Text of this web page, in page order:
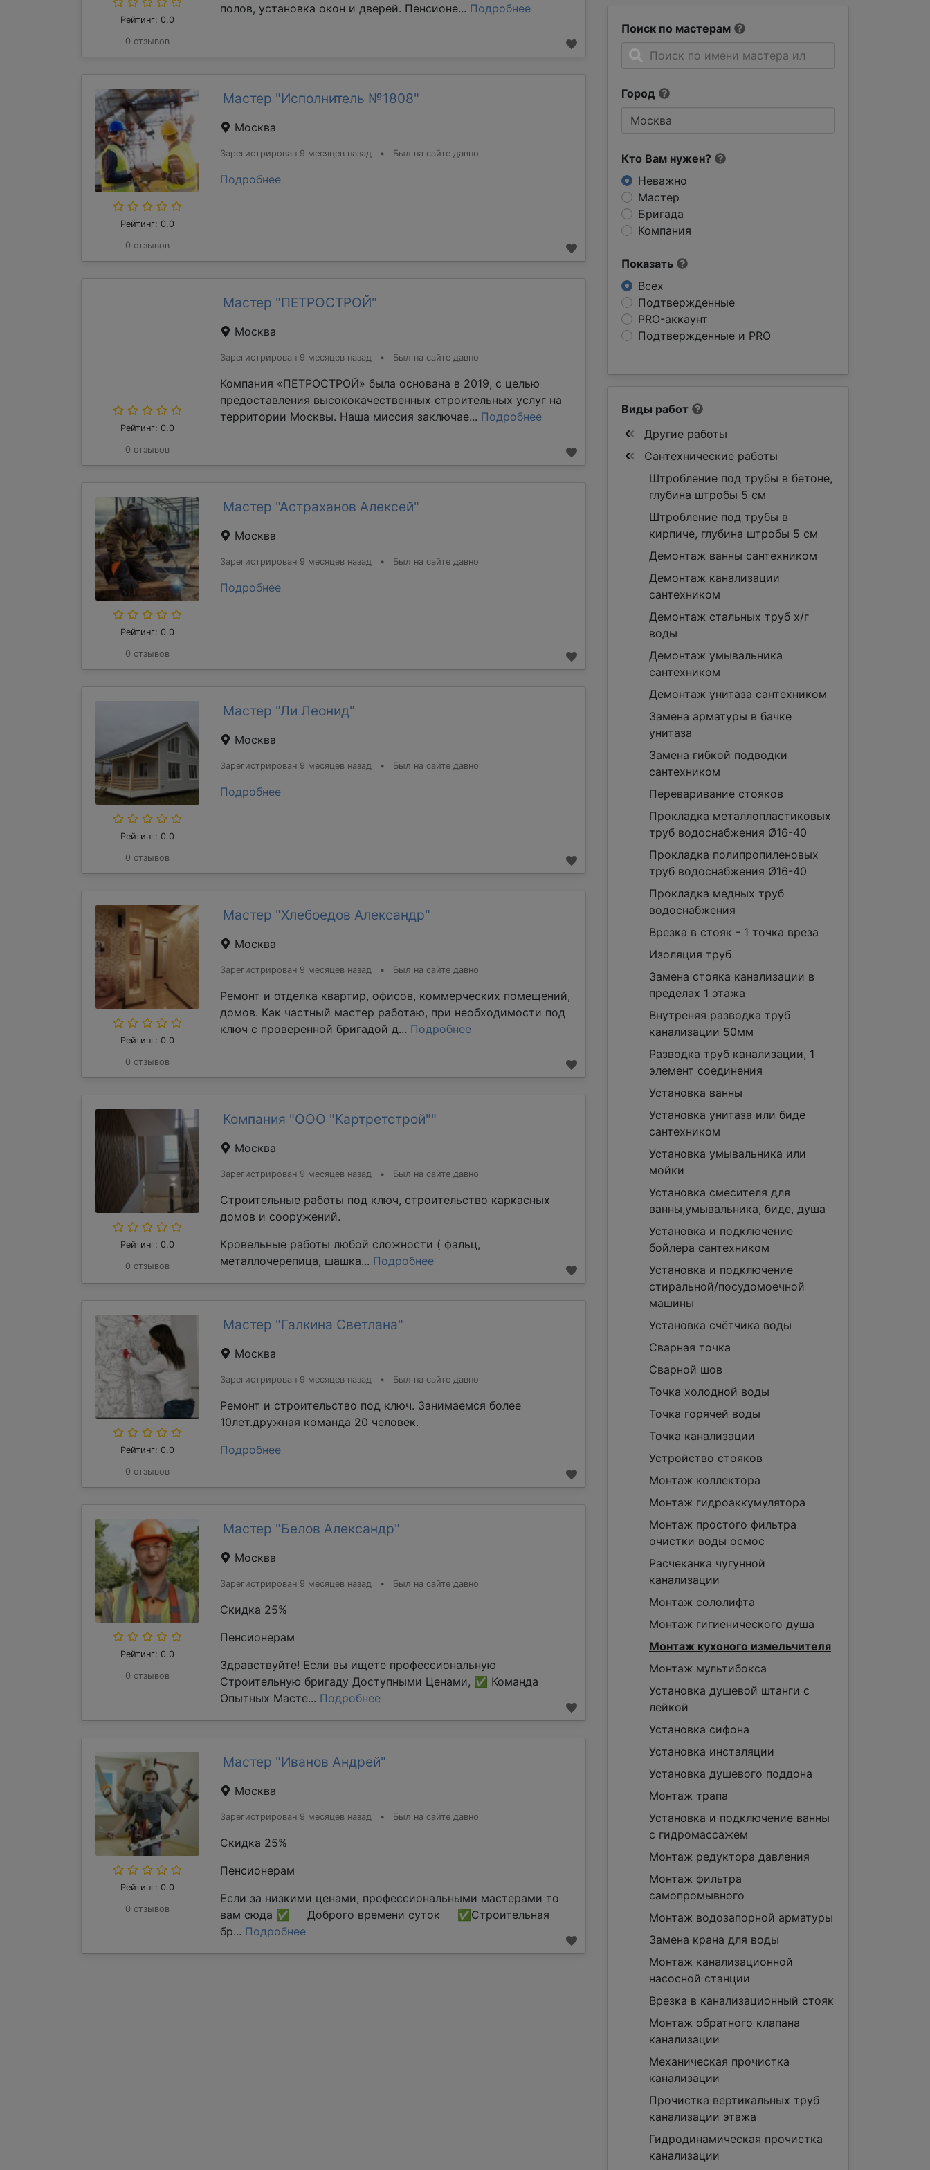
Поиск по мастерам
Город
Кто Вам нужен?
Неважно
Мастер
Бригада
Компания
Показать
Всех
Подтвержденные
PRO-аккаунт
Подтвержденные и PRO
Рейтинг: 0.0
0 отзывов
полов, установка окон и дверей. Пенсионе... Подробнее
Рейтинг: 0.0
0 отзывов
Мастер "Исполнитель №1808"
Москва
Зарегистрирован 9 месяцев назад • Был на сайте давно
Подробнее
Рейтинг: 0.0
0 отзывов
Мастер "ПЕТРОСТРОЙ"
Москва
Зарегистрирован 9 месяцев назад • Был на сайте давно
Компания «ПЕТРОСТРОЙ» была основана в 2019, с целью
предоставления высококачественных строительных услуг на
территории Москвы. Наша миссия заключае... Подробнее
Рейтинг: 0.0
0 отзывов
Мастер "Астраханов Алексей"
Москва
Зарегистрирован 9 месяцев назад • Был на сайте давно
Подробнее
Рейтинг: 0.0
0 отзывов
Мастер "Ли Леонид"
Москва
Зарегистрирован 9 месяцев назад • Был на сайте давно
Подробнее
Рейтинг: 0.0
0 отзывов
Мастер "Хлебоедов Александр"
Москва
Зарегистрирован 9 месяцев назад • Был на сайте давно
Ремонт и отделка квартир, офисов, коммерческих помещений,
домов. Как частный мастер работаю, при необходимости под
ключ с проверенной бригадой д... Подробнее
Рейтинг: 0.0
0 отзывов
Компания "ООО "Картретстрой""
Москва
Зарегистрирован 9 месяцев назад • Был на сайте давно
Строительные работы под ключ, строительство каркасных
домов и сооружений.
Кровельные работы любой сложности ( фальц,
металлочерепица, шашка... Подробнее
Рейтинг: 0.0
0 отзывов
Мастер "Галкина Светлана"
Москва
Зарегистрирован 9 месяцев назад • Был на сайте давно
Ремонт и строительство под ключ. Занимаемся более
10лет.дружная команда 20 человек.
Подробнее
Рейтинг: 0.0
0 отзывов
Мастер "Белов Александр"
Москва
Зарегистрирован 9 месяцев назад • Был на сайте давно
Скидка 25%
Пенсионерам
Здравствуйте! Если вы ищете профессиональную
Строительную бригаду Доступными Ценами, ✅ Команда
Опытных Масте... Подробнее
Рейтинг: 0.0
0 отзывов
Мастер "Иванов Андрей"
Москва
Зарегистрирован 9 месяцев назад • Был на сайте давно
Скидка 25%
Пенсионерам
Если за низкими ценами, профессиональными мастерами то
вам сюда ✅ Доброго времени суток ✅Строительная
бр... Подробнее
Виды работ
Другие работы
Сантехнические работы
Штробление под трубы в бетоне,
глубина штробы 5 см
Штробление под трубы в
кирпиче, глубина штробы 5 см
Демонтаж ванны сантехником
Демонтаж канализации
сантехником
Демонтаж стальных труб х/г
воды
Демонтаж умывальника
сантехником
Демонтаж унитаза сантехником
Замена арматуры в бачке
унитаза
Замена гибкой подводки
сантехником
Переваривание стояков
Прокладка металлопластиковых
труб водоснабжения Ø16-40
Прокладка полипропиленовых
труб водоснабжения Ø16-40
Прокладка медных труб
водоснабжения
Врезка в стояк - 1 точка вреза
Изоляция труб
Замена стояка канализации в
пределах 1 этажа
Внутреняя разводка труб
канализации 50мм
Разводка труб канализации, 1
элемент соединения
Установка ванны
Установка унитаза или биде
сантехником
Установка умывальника или
мойки
Установка смесителя для
ванны,умывальника, биде, душа
Установка и подключение
бойлера сантехником
Установка и подключение
стиральной/посудомоечной
машины
Установка счётчика воды
Сварная точка
Сварной шов
Точка холодной воды
Точка горячей воды
Точка канализации
Устройство стояков
Монтаж коллектора
Монтаж гидроаккумулятора
Монтаж простого фильтра
очистки воды осмос
Расчеканка чугунной
канализации
Монтаж сололифта
Монтаж гигиенического душа
Монтаж кухоного измельчителя
Монтаж мультибокса
Установка душевой штанги с
лейкой
Установка сифона
Установка инсталяции
Установка душевого поддона
Монтаж трапа
Установка и подключение ванны
с гидромассажем
Монтаж редуктора давления
Монтаж фильтра
самопромывного
Монтаж водозапорной арматуры
Замена крана для воды
Монтаж канализационной
насосной станции
Врезка в канализационный стояк
Монтаж обратного клапана
канализации
Механическая прочистка
канализации
Прочистка вертикальных труб
канализации этажа
Гидродинамическая прочистка
канализации